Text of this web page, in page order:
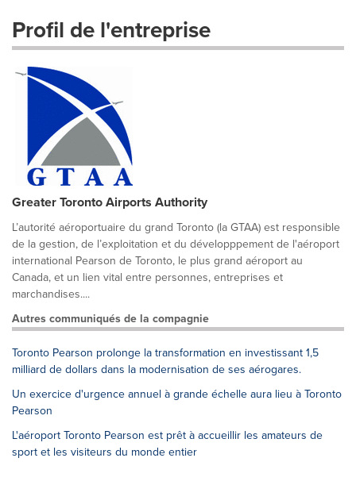
Profil de l'entreprise
Greater Toronto Airports Authority
L’autorité aéroportuaire du grand Toronto (la GTAA) est responsible
de la gestion, de l’exploitation et du développpement de l'aéroport
international Pearson de Toronto, le plus grand aéroport au
Canada, et un lien vital entre personnes, entreprises et
marchandises....
Autres communiqués de la compagnie
Toronto Pearson prolonge la transformation en investissant 1,5
milliard de dollars dans la modernisation de ses aérogares.
Un exercice d'urgence annuel à grande échelle aura lieu à Toronto
Pearson
L'aéroport Toronto Pearson est prêt à accueillir les amateurs de
sport et les visiteurs du monde entier